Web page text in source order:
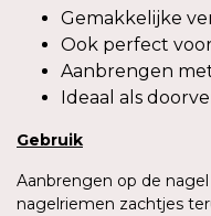
Gemakkelijke
Ook perfect
Aanbrengen
Ideaal als
Gebruik
Aanbrengen op de
nagelriemen zachtjes